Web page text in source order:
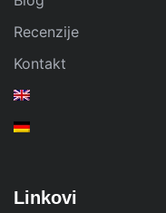
Recenzije
Kontakt
Linkovi